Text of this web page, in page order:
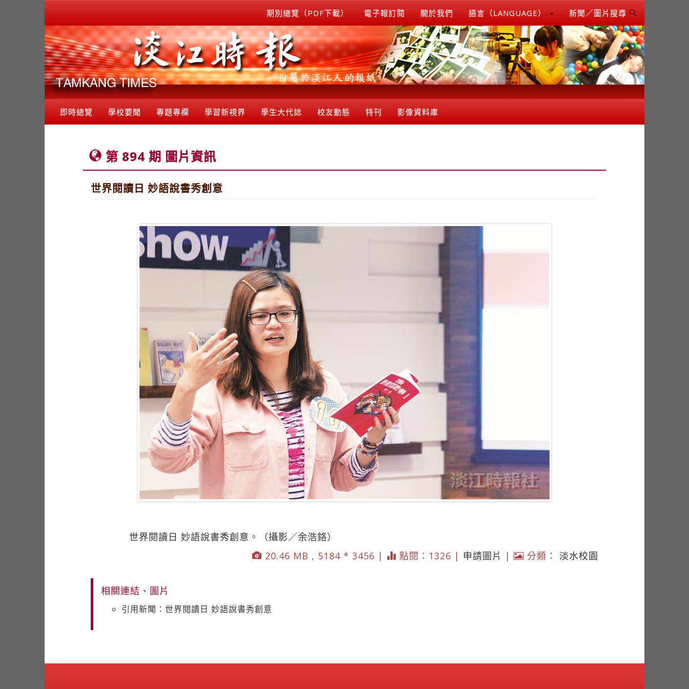
期別總覽（PDF下載） 電子報訂閱 關於我們 語言（LANGUAGE） 新聞／圖片搜尋
即時總覽 學校要聞 專題專欄 學習新視界 學生大代誌 校友動態 特刊 影像資料庫
第 894 期 圖片資訊
世界閱讀日 妙語說書秀創意
世界閱讀日 妙語說書秀創意。（攝影／余浩鉻）
20.46 MB , 5184 * 3456 |
點閱：1326 | 申請圖片 | 分類： 淡水校園
相關連結、圖片
引用新聞：世界閱讀日 妙語說書秀創意